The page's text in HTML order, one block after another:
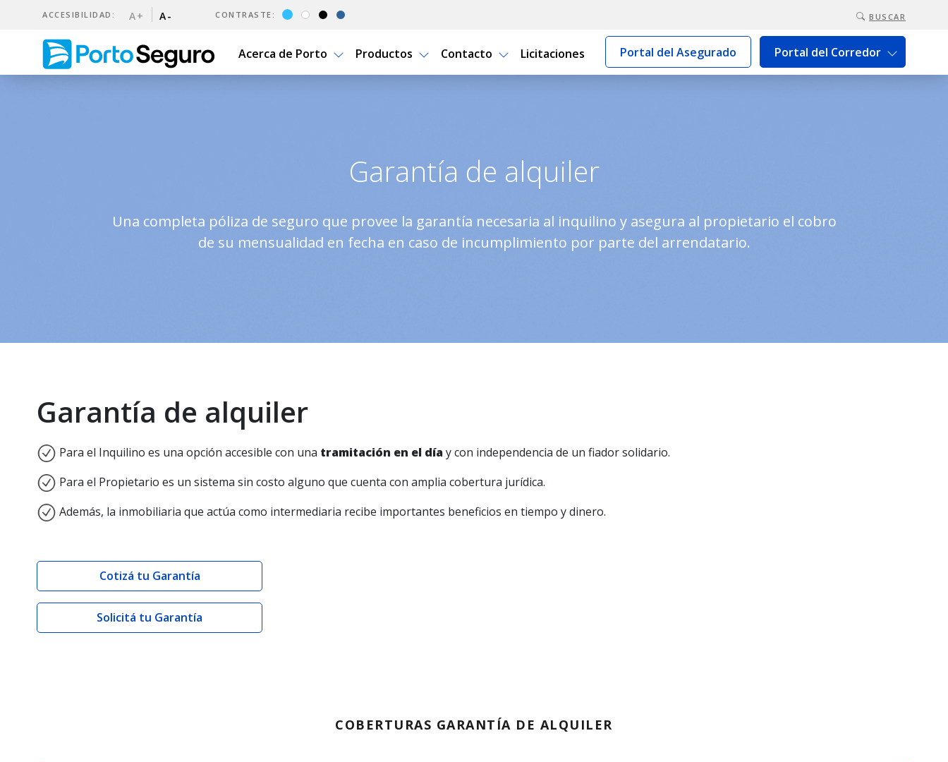
BUSCAR
ACCESIBILIDAD: A+ A- CONTRASTE:
Acerca de Porto Productos Contacto Licitaciones Portal del Asegurado Portal del Corredor
Garantía de Alquiler | Porto Seguro Uruguay
Garantía de alquiler
Una completa póliza de seguro que provee la garantía necesaria al inquilino y asegura al propietario el cobro
de su mensualidad en fecha en caso de incumplimiento por parte del arrendatario.
Garantía de alquiler
Para el Inquilino es una opción accesible con una tramitación en el díay con independencia de un fiador solidario.
Para el Propietario es un sistema sin costo alguno que cuenta con amplia cobertura jurídica.
Además, la inmobiliaria que actúa como intermediaria recibe importantes beneficios en tiempo y dinero.
Cotizá tu Garantía
Solicitá tu Garantía
COBERTURAS GARANTÍA DE ALQUILER